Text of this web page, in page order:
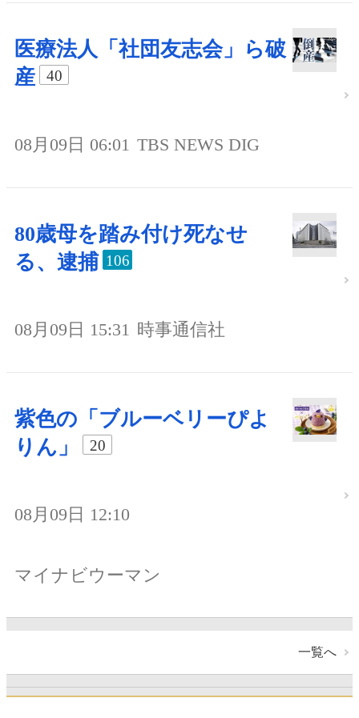
医療法人「社団友志会」ら破
産
40
08月09日 06:01 TBS NEWS DIG
80歳母を踏み付け死なせ
る、逮捕 106
08月09日 15:31 時事通信社
紫色の「ブルーベリーぴよ
りん」
20
08月09日 12:10
マイナビウーマン
一覧へ